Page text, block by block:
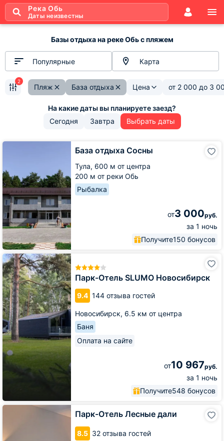
Река Обь
Даты неизвестны
Базы отдыха на реке Обь с пляжем
Популярные Карта
Пляж База отдыха Цена от 2 000 до 3
2
Сегодня Завтра Выбрать даты
База отдыха Сосны
Тула, 600 м от центра
200 м от реки Обь
Рыбалка
от3 000руб.
за 1 ночь
Получите150 бонусов
База
Парк-Отель SLUMO Новосибирск
9.4 144 отзыва гостей
Новосибирск, 6.5 км от центра
Баня
Оплата на сайте
от10 967руб.
за 1 ночь
Получите548 бонусов
Парк-
Отель
SLUMO
Новосибирск
Парк-Отель Лесные дали
8.5 32 отзыва гостей
Парк-
дали